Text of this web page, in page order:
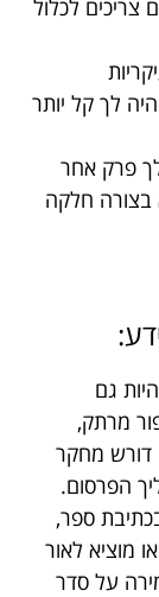
לכלול
לך קל יותר
פרק אחר
בצורה חלקה
גם
מרתק,
דורש מחקר
הפרסום.
ספר,
מוציא לאור
על סדר